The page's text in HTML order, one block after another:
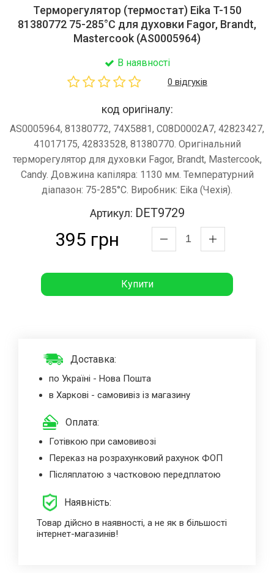
Терморегулятор (термостат) Eika T-150
81380772 75-285°C для духовки Fagor, Brandt,
Mastercook (AS0005964)
В наявності
0 відгуків
код оригіналу:
AS0005964, 81380772, 74X5881, C08D0002A7, 42823427,
41017175, 42833528, 81380770. Оригінальний
терморегулятор для духовки Fagor, Brandt, Mastercook,
Candy. Довжина капіляра: 1130 мм. Температурний
діапазон: 75-285°C. Виробник: Eika (Чехія).
Артикул: DET9729
395 грн
Купити
Доставка:
по Україні - Нова Пошта
в Харкові - самовивіз із магазину
Оплата:
Готівкою при самовивозі
Переказ на розрахунковий рахунок ФОП
Післяплатою з частковою передплатою
Наявність:
Товар дійсно в наявності, а не як в більшості
інтернет-магазинів!